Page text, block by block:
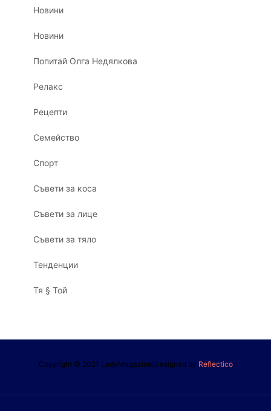
Новини
Новини
Попитай Олга Недялкова
Релакс
Рецепти
Семейство
Спорт
Съвети за коса
Съвети за лице
Съвети за тяло
Тенденции
Тя § Той
Copyright © 2021 LadyMagazine/Designed by Reflectico